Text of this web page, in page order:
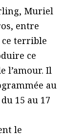
Muriel
entre
terrible
ce
l’amour. Il
au
15 au 17
le